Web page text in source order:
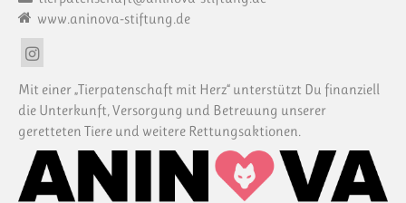
www.aninova-stiftung.de
Mit einer „Tierpatenschaft mit Herz“ unterstützt Du finanziell
die Unterkunft, Versorgung und Betreuung unserer
geretteten Tiere und weitere Rettungsaktionen.